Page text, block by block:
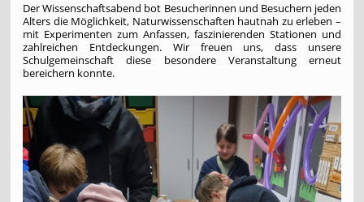
Der Wissenschaftsabend bot Besucherinnen und Besuchern jeden
Alters die Möglichkeit, Naturwissenschaften hautnah zu erleben –
mit Experimenten zum Anfassen, faszinierenden Stationen und
zahlreichen Entdeckungen. Wir freuen uns, dass unsere
Schulgemeinschaft diese besondere Veranstaltung erneut
bereichern konnte.